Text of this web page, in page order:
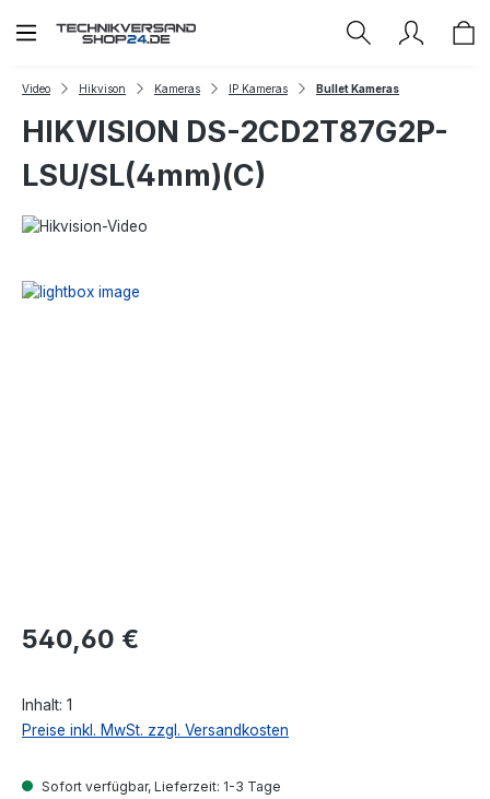
Zum Hauptinhalt springen
Video Hikvison Kameras IP Kameras Bullet Kameras
HIKVISION DS-2CD2T87G2P-
LSU/SL(4mm)(C)
Regulärer Preis:
540,60 €
Inhalt: 1
Preise inkl. MwSt. zzgl. Versandkosten
Sofort verfügbar, Lieferzeit: 1-3 Tage